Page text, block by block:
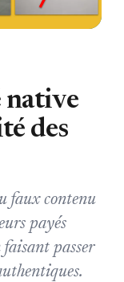
native
des
faux contenu
payés
passer